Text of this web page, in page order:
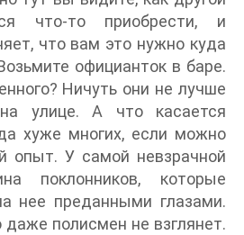
что-то приобрести, и
что вам это нужно куда
официанток в баре.
Ничуть они не лучше
улице. А что касается
хуже многих, если можно
опыт. У самой невзрачной
поклонников, которые
нее преданными глазами.
полисмен не взглянет.